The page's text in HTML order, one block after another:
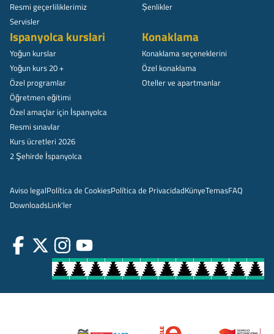
Resmi geçerliliklerimiz
Servisler
Șenlikler
Ispanyolca kurslari
Yoğun kurslar
Yoğun kurs 20 +
Özel programlar
Öğretmen eğitimi
Özel amaçlar için İspanyolca
Resmi sınavlar
Kurs ücretleri 2026
2 Şehirde İspanyolca
Konaklama
Konaklama seçeneklerini
Özel konaklama
Oteller ve apartmanlar
Aviso legalPolítica de CookiesPolítica de PrivacidadKünyeTemasFAQ
DownloadsLink'ler